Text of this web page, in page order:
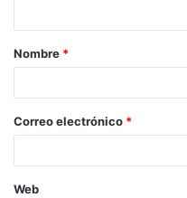
Nombre *
Correo electrónico *
Web